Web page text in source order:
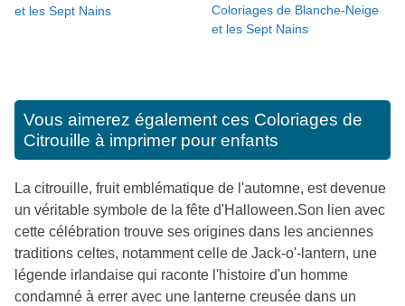
et les Sept Nains
Coloriages de Blanche-Neige
et les Sept Nains
Vous aimerez également ces Coloriages de
Citrouille à imprimer pour enfants
La citrouille, fruit emblématique de l'automne, est devenue
un véritable symbole de la fête d'Halloween.Son lien avec
cette célébration trouve ses origines dans les anciennes
traditions celtes, notamment celle de Jack-o'-lantern, une
légende irlandaise qui raconte l'histoire d'un homme
condamné à errer avec une lanterne creusée dans un